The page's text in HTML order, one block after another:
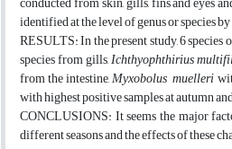
identified at the level of genus or species
RESULTS: In the present study, 6
species from gills,Ichthyophthirius
from the intestine,Myxobolus muelleri
with highest positive samples at autumn
CONCLUSIONS: It seems the major
different seasons and the effects of these